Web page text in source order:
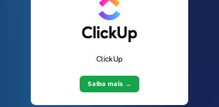
ClickUp
Saiba mais →